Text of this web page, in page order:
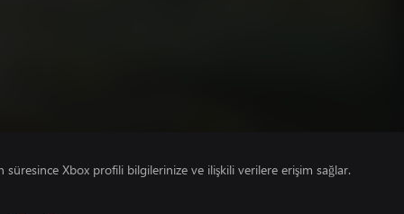
süresince Xbox profili bilgilerinize ve ilişkili verilere erişim sağlar.